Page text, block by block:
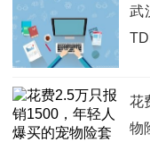
武
花
物